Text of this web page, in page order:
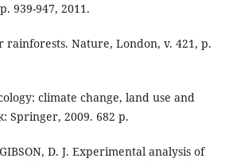
939-947, 2011.
rainforests. Nature, London, v. 421, p.
climate change, land use and
Springer, 2009. 682 p.
D. J. Experimental analysis of